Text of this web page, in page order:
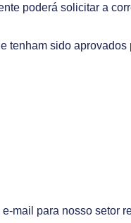
poderá solicitar a
tenham sido
mail para nosso setor